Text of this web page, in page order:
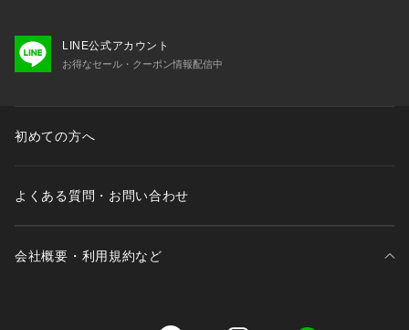
LINE公式アカウント
お得なセール・クーポン情報配信中
初めての方へ
よくある質問・お問い合わせ
会社概要・利用規約など